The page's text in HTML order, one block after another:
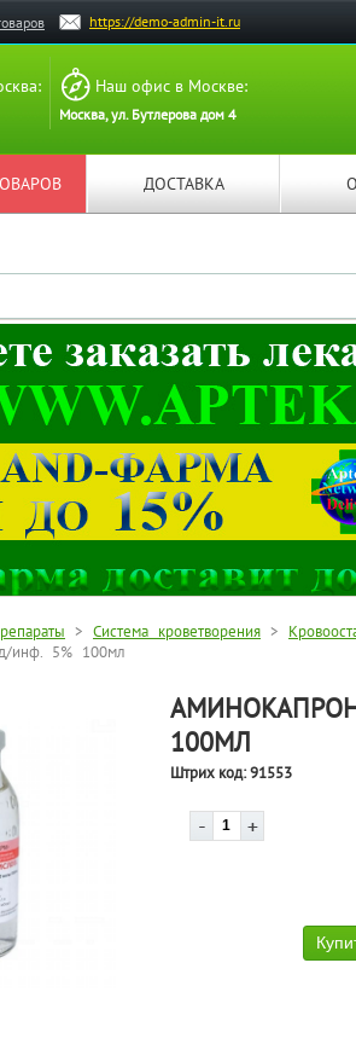
https://demo-admin-it.ru
Наш офис в Москве:
Москва, ул. Бутлерова дом 4
ДОСТАВКА
> Система кроветворения >
инф. 5% 100мл
100МЛ
Штрих код:91553